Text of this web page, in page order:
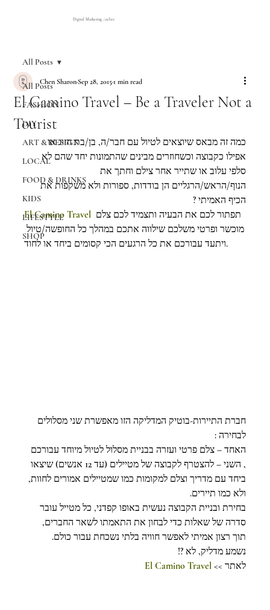
Digital Marketing Atelier
All Posts
FASHION
DIY
ART & DESIGN
LOCAL
FOOD & DRINKS
KIDS
LIFESTYLE
SHOP
All Posts
El Camino Travel – Be a Traveler Not a
Tourist
Chen SharonSep 28, 20151 min read
כמה זה מבאס שיוצאים לטיול עם חבר/ה, בן/בת הזוג או
אפילו כקבוצה וכשחוזרים מבינים שהתמונות יחד שהם לא
סלפי עלוב או שתייר אחר צילם וחתך את
הנוף/הראש/הרגליים הן בודדות, ספורות ולא משקפות את
הכיף האמיתי ?
El Camino Travel
מוכשר ופרטי משלכם שילווה אתכם במהלך כל החופשה/טיול
ויתעד עבורכם את כל הרגעים הכי קסומים ביחד או לחוד.
חברת התיירות-בוטיק המדליקה הזו מאפשרת שני מסלולים
לבחירה :
האחד – צלם פרטי ועזרה בבניית מסלול לטיול מיוחד עבורכם
, השני – להצטרף לקבוצה של מטיילים (עד 12 אנשים) שיצאו
ביחד עם מדריך וצלם למקומות כמו שמטיילים אמורים לחוות,
ולא כמו תיירים.
בחירת ובניית הקבוצה נעשית באופו קפדני, כל מטייל עובר
סדרה של שאלות כדי לבחון את התאמתו לשאר החברים,
תוך רצון אמיתי לאפשר חוויה בלתי נשכחת עבור כולם.
נשמע מדליק, לא ?!
לאתר >> El Camino Travel